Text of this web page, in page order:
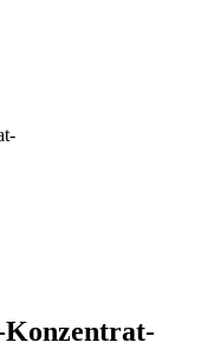
Konzentrat-